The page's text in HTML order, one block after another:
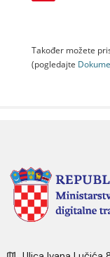
Također možete
(pogledajte